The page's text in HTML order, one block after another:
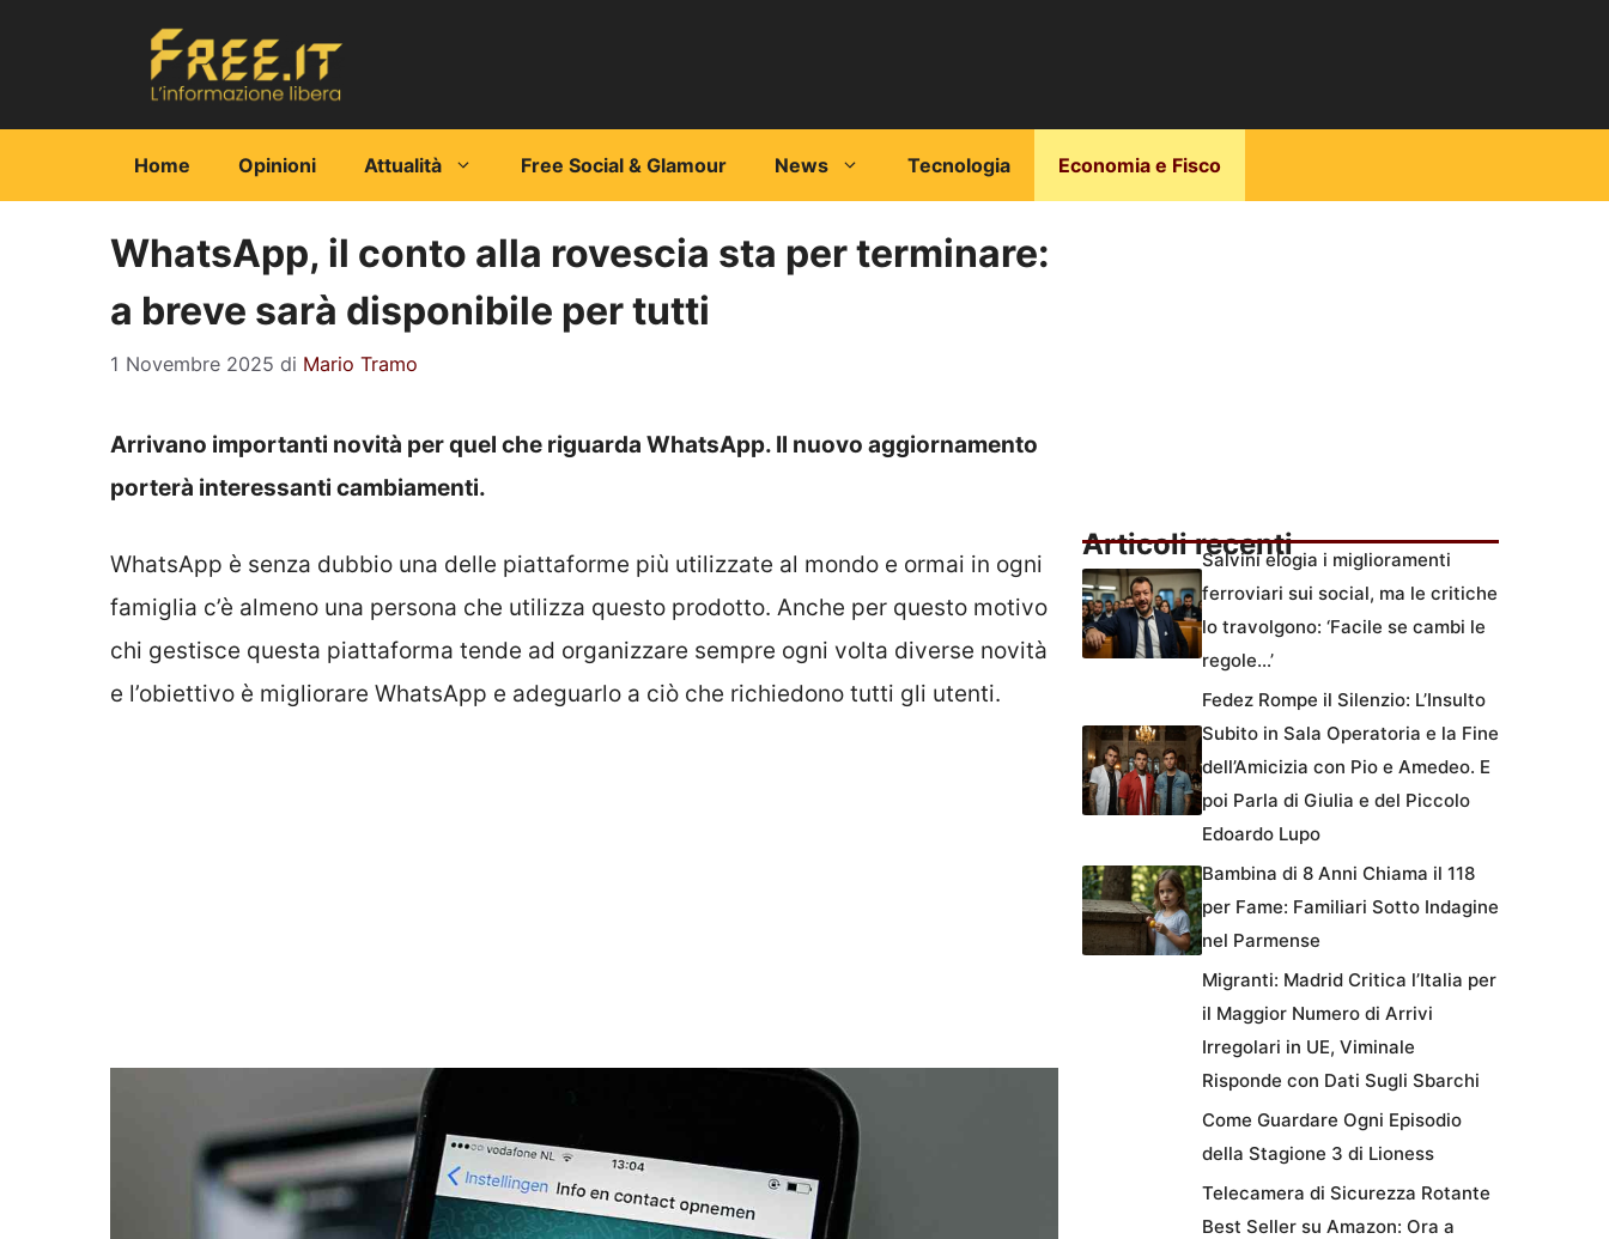
Home Opinioni Attualità Free Social & Glamour News Tecnologia Economia e Fisco
WhatsApp, il conto alla rovescia sta per terminare:
a breve sarà disponibile per tutti
1 Novembre 2025 di Mario Tramo
Arrivano importanti novità per quel che riguarda WhatsApp. Il nuovo aggiornamento
porterà interessanti cambiamenti.
WhatsApp è senza dubbio una delle piattaforme più utilizzate al mondo e ormai in ogni
famiglia c’è almeno una persona che utilizza questo prodotto. Anche per questo motivo
chi gestisce questa piattaforma tende ad organizzare sempre ogni volta diverse novità
e l’obiettivo è migliorare WhatsApp e adeguarlo a ciò che richiedono tutti gli utenti.
Articoli recentiSalvini elogia i miglioramenti
ferroviari sui social, ma le critiche
lo travolgono: ‘Facile se cambi le
regole…’
Fedez Rompe il Silenzio: L’Insulto
Subito in Sala Operatoria e la Fine
dell’Amicizia con Pio e Amedeo. E
poi Parla di Giulia e del Piccolo
Edoardo Lupo
Bambina di 8 Anni Chiama il 118
per Fame: Familiari Sotto Indagine
nel Parmense
Migranti: Madrid Critica l’Italia per
il Maggior Numero di Arrivi
Irregolari in UE, Viminale
Risponde con Dati Sugli Sbarchi
Come Guardare Ogni Episodio
della Stagione 3 di Lioness
Telecamera di Sicurezza Rotante
Best Seller su Amazon: Ora a